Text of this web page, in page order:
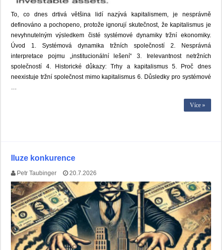
To, co dnes drtivá většina lidí nazývá kapitalismem, je nesprávně
definováno a pochopeno, protože ignorují skutečnost, že kapitalismus je
nevyhnutelným výsledkem čisté systémové dynamiky tržní ekonomiky.
Úvod 1. Systémová dynamika tržních společností 2. Nesprávná
interpretace pojmu „institucionální lešení“ 3. Irelevantnost netržních
společností 4. Historické důkazy: Trhy a kapitalismus 5. Proč dnes
neexistuje tržní společnost mimo kapitalismus 6. Důsledky pro systémové
…
Více »
Iluze konkurence
Petr Taubinger 20.7.2026